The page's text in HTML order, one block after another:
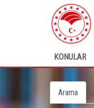
KONULAR
Arama